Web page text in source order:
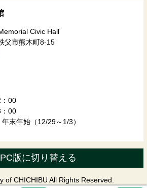
Civic Hall
市熊木町8-15
00
00
末年始（12/29～1/3）
PC版に切り替える
of CHICHIBU All Rights Reserved.